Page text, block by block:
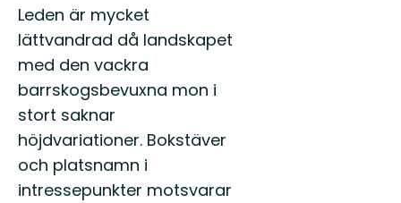
Leden är mycket
lättvandrad då landskapet
med den vackra
barrskogsbevuxna mon i
stort saknar
höjdvariationer. Bokstäver
och platsnamn i
intressepunkter motsvarar